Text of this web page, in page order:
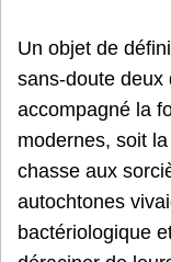
Un objet de
sans-doute deux
accompagné la
modernes, soit
chasse aux
autochtones
bactériologique